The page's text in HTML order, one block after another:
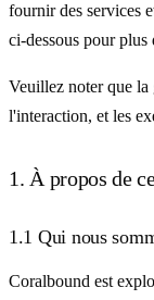
fournir des services
ci-dessous pour plus
Veuillez noter que la
l'interaction, et les
1. À propos de
1.1 Qui nous
Coralbound est